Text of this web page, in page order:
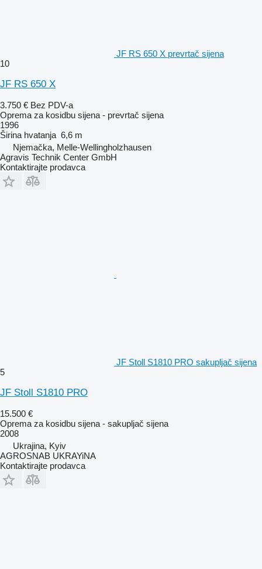
JF RS 650 X prevrtač sijena
10
JF RS 650 X
3.750 € Bez PDV-a
Oprema za kosidbu sijena - prevrtač sijena
1996
Širina hvatanja 6,6 m
Njemačka, Melle-Wellingholzhausen
Agravis Technik Center GmbH
Kontaktirajte prodavca
JF Stoll S1810 PRO sakupljač sijena
5
JF Stoll S1810 PRO
15.500 €
Oprema za kosidbu sijena - sakupljač sijena
2008
Ukrajina, Kyiv
AGROSNAB UKRAYiNA
Kontaktirajte prodavca